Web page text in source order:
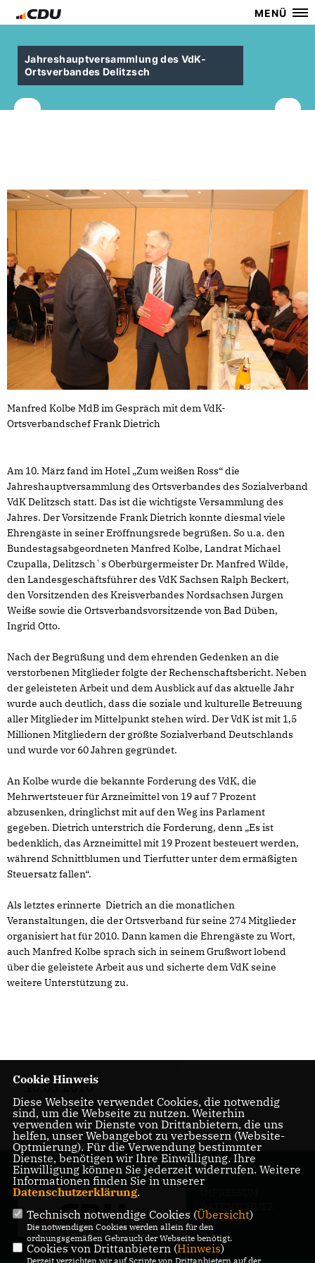
MENÜ
Jahreshauptversammlung des VdK-
Ortsverbandes Delitzsch
Manfred Kolbe MdB im Gespräch mit dem VdK-
Ortsverbandschef Frank Dietrich
Am 10. März fand im Hotel „Zum weißen Ross“ die
Jahreshauptversammlung des Ortsverbandes des Sozialverband
VdK Delitzsch statt. Das ist die wichtigste Versammlung des
Jahres. Der Vorsitzende Frank Dietrich konnte diesmal viele
Ehrengäste in seiner Eröffnungsrede begrüßen. So u.a. den
Bundestagsabgeordneten Manfred Kolbe, Landrat Michael
Czupalla, Delitzsch`s Oberbürgermeister Dr. Manfred Wilde,
den Landesgeschäftsführer des VdK Sachsen Ralph Beckert,
den Vorsitzenden des Kreisverbandes Nordsachsen Jürgen
Weiße sowie die Ortsverbandsvorsitzende von Bad Düben,
Ingrid Otto.
Nach der Begrüßung und dem ehrenden Gedenken an die
verstorbenen Mitglieder folgte der Rechenschaftsbericht. Neben
der geleisteten Arbeit und dem Ausblick auf das aktuelle Jahr
wurde auch deutlich, dass die soziale und kulturelle Betreuung
aller Mitglieder im Mittelpunkt stehen wird. Der VdK ist mit 1,5
Millionen Mitgliedern der größte Sozialverband Deutschlands
und wurde vor 60 Jahren gegründet.
An Kolbe wurde die bekannte Forderung des VdK, die
Mehrwertsteuer für Arzneimittel von 19 auf 7 Prozent
abzusenken, dringlichst mit auf den Weg ins Parlament
gegeben. Dietrich unterstrich die Forderung, denn „Es ist
bedenklich, das Arzneimittel mit 19 Prozent besteuert werden,
während Schnittblumen und Tierfutter unter dem ermäßigten
Steuersatz fallen“.
Als letztes erinnerte Dietrich an die monatlichen
Veranstaltungen, die der Ortsverband für seine 274 Mitglieder
organisiert hat für 2010. Dann kamen die Ehrengäste zu Wort,
auch Manfred Kolbe sprach sich in seinem Grußwort lobend
über die geleistete Arbeit aus und sicherte dem VdK seine
weitere Unterstützung zu.
10.03.2010
DATENSCHUTZ
KONTAKT
Cookie Hinweis
Diese Webseite verwendet Cookies, die notwendig
sind, um die Webseite zu nutzen. Weiterhin
verwenden wir Dienste von Drittanbietern, die uns
helfen, unser Webangebot zu verbessern (Website-
Optmierung). Für die Verwendung bestimmter
Dienste, benötigen wir Ihre Einwilligung. Ihre
Einwilligung können Sie jederzeit widerrufen. Weitere
Informationen finden Sie in unserer
Datenschutzerklärung.
Technisch notwendige Cookies (Übersicht)
Die notwendigen Cookies werden allein für den
ordnungsgemäßen Gebrauch der Webseite benötigt.
Cookies von Drittanbietern (Hinweis)
Derzeit verzichten wir auf Scripte von Drittanbietern auf der